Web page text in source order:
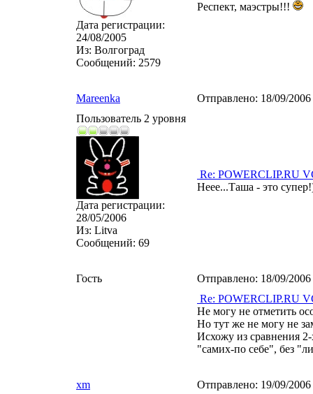
Дата регистрации:
24/08/2005
Из: Волгоград
Сообщений: 2579
Респект, маэстры!!!
Mareenka Отправлено: 18/09/
Пользователь 2 уровня
Дата регистрации:
28/05/2006
Из: Litva
Сообщений: 69
Re: POWERCLIP.RU
Неее...Таша - это
Гость Отправлено: 18/09/
Re: POWERCLIP.RU
Не могу не отметить
Но тут же не могу не
Исхожу из сравнения
"самих-по себе", без
xm Отправлено: 19/09/